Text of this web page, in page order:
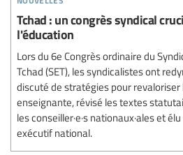
Tchad : un congrès syndical
l'éducation
Lors du 6e Congrès ordinaire du
Tchad (SET), les syndicalistes ont
discuté de stratégies pour revaloriser
enseignante, révisé les textes
les conseiller·e·s nationaux·ales et
exécutif national.